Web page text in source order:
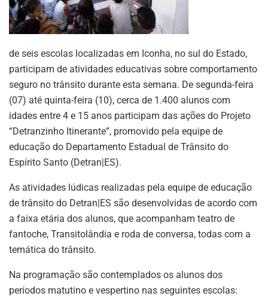
de seis escolas localizadas em Iconha, no sul do Estado,
participam de atividades educativas sobre comportamento
seguro no trânsito durante esta semana. De segunda-feira
(07) até quinta-feira (10), cerca de 1.400 alunos com
idades entre 4 e 15 anos participam das ações do Projeto
“Detranzinho Itinerante”, promovido pela equipe de
educação do Departamento Estadual de Trânsito do
Espírito Santo (Detran|ES).
As atividades lúdicas realizadas pela equipe de educação
de trânsito do Detran|ES são desenvolvidas de acordo com
a faixa etária dos alunos, que acompanham teatro de
fantoche, Transitolândia e roda de conversa, todas com a
temática do trânsito.
Na programação são contemplados os alunos dos
períodos matutino e vespertino nas seguintes escolas: